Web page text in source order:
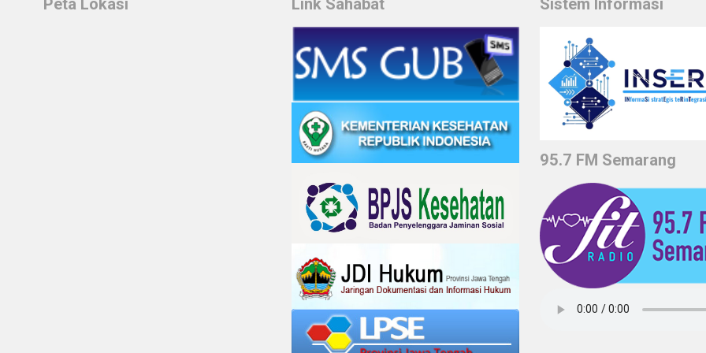
Peta Lokasi Link Sahabat Sistem Informasi
95.7 FM Semarang